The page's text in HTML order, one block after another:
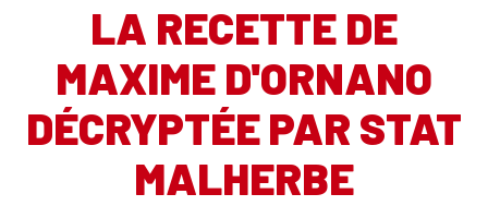
LA RECETTE DE
MAXIME D'ORNANO
DÉCRYPTÉE PAR STAT
MALHERBE